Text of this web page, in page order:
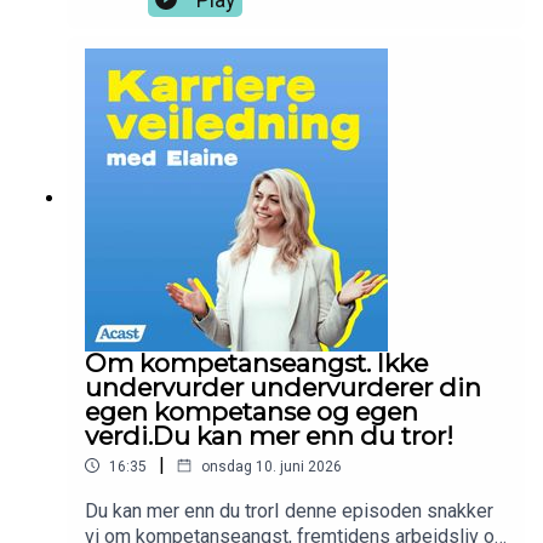
ikke gode karrierevalg først og fremst om å finne
det perfekte svaret. Kanskje handler det om å
skape et liv og et arbeidsliv som gir deg tilgang
til deg selv.God lytt <3 Elaine
kinesisk medisin og karriereveiledning reflekterer
utforsker vi overgangen mellom vår og sommer,
mellom yin og yang, mellom restitusjon og
handling, og mellom det som er i ferd med å ta
form og det som er klart til å uttrykkes. Du får
sette en personlig intensjon, reflektere over livet,
karrieren og det som gir deg energi, mening og
retning.For utvikling handler ikke alltid om å gjøre
mer. Noen ganger handler den om å være mer av
den du er. God lytt <3
Om kompetanseangst. Ikke
undervurder undervurderer din
egen kompetanse og egen
verdi.Du kan mer enn du tror!
16:35 | onsdag 10. juni 2026
Du kan mer enn du trorI denne episoden snakker
vi om kompetanseangst, fremtidens arbeidsliv og